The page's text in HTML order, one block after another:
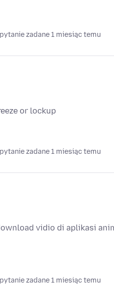
pytanie zadane 1 miesiąc temu
or lockup
pytanie zadane 1 miesiąc temu
vidio di aplikasi
pytanie zadane 1 miesiąc temu